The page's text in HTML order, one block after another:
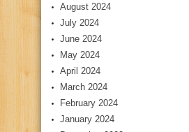
August 2024
July 2024
June 2024
May 2024
April 2024
March 2024
February 2024
January 2024